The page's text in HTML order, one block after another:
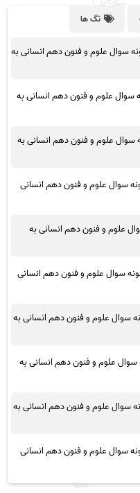
تگ ها
سوال علوم و فنون دهم انسانی به
سوال علوم و فنون دهم انسانی به
سوال علوم و فنون دهم انسانی به
سوال علوم و فنون دهم انسانی
علوم و فنون دهم انسانی به
سوال علوم و فنون دهم انسانی
سوال علوم و فنون دهم انسانی به
سوال علوم و فنون دهم انسانی به
سوال علوم و فنون دهم انسانی به
سوال علوم و فنون دهم انسانی